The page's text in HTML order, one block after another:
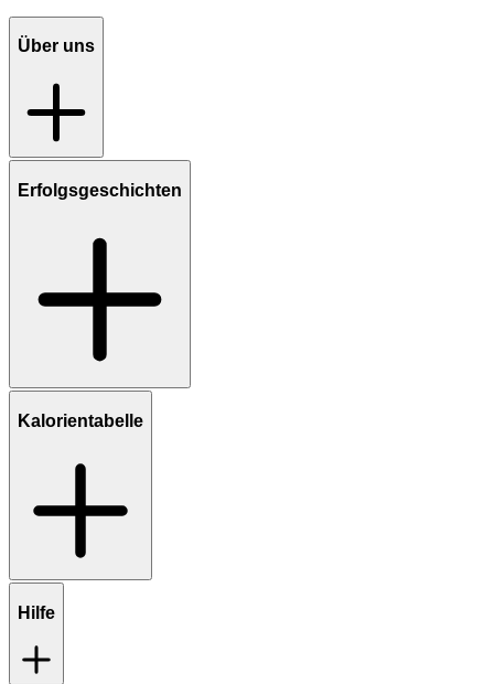
Über uns
Erfolgsgeschichten
Kalorientabelle
Hilfe